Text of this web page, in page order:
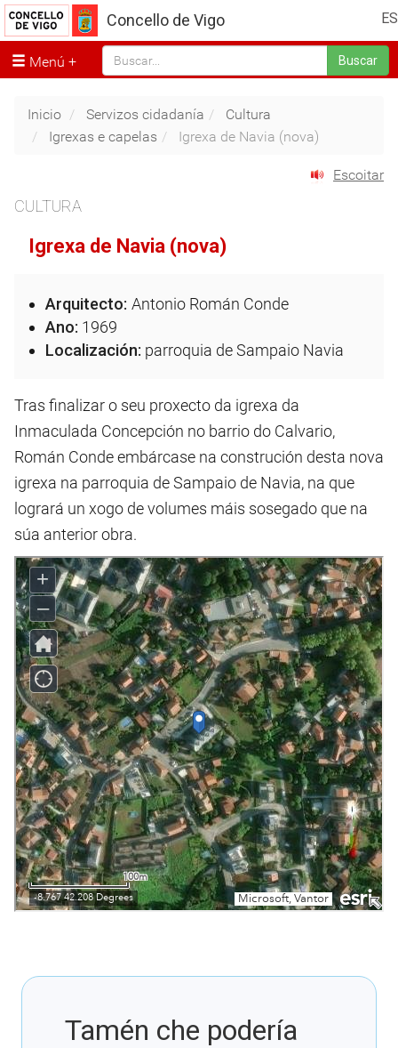
ES
Concello de Vigo
Menú Buscar
Inicio Servizos cidadanía
Cultura
Igrexas e capelas
Igrexa de Navia (nova)
Escoitar
CULTURA
Igrexa de Navia (nova)
Arquitecto: Antonio Román Conde
Ano: 1969
Localización: parroquia de Sampaio Navia
Tras finalizar o seu proxecto da igrexa da
Inmaculada Concepción no barrio do Calvario,
Román Conde embárcase na construción desta nova
igrexa na parroquia de Sampaio de Navia, na que
logrará un xogo de volumes máis sosegado que na
súa anterior obra.
Tamén che podería